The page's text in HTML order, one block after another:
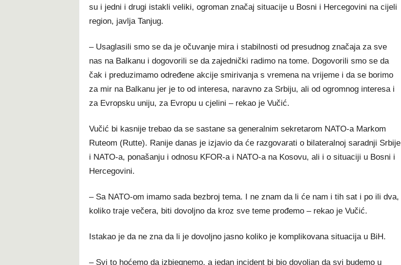
su i jedni i drugi istakli veliki, ogroman značaj situacije u Bosni i Hercegovini na cijeli
region, javlja Tanjug.
– Usaglasili smo se da je očuvanje mira i stabilnosti od presudnog značaja za sve
nas na Balkanu i dogovorili se da zajednički radimo na tome. Dogovorili smo se da
čak i preduzimamo određene akcije smirivanja s vremena na vrijeme i da se borimo
za mir na Balkanu jer je to od interesa, naravno za Srbiju, ali od ogromnog interesa i
za Evropsku uniju, za Evropu u cjelini – rekao je Vučić.
Vučić bi kasnije trebao da se sastane sa generalnim sekretarom NATO-a Markom
Ruteom (Rutte). Ranije danas je izjavio da će razgovarati o bilateralnoj saradnji Srbije
i NATO-a, ponašanju i odnosu KFOR-a i NATO-a na Kosovu, ali i o situaciji u Bosni i
Hercegovini.
– Sa NATO-om imamo sada bezbroj tema. I ne znam da li će nam i tih sat i po ili dva,
koliko traje večera, biti dovoljno da kroz sve teme prođemo – rekao je Vučić.
Istakao je da ne zna da li je dovoljno jasno koliko je komplikovana situacija u BiH.
– Svi to hoćemo da izbjegnemo, a jedan incident bi bio dovoljan da svi budemo u